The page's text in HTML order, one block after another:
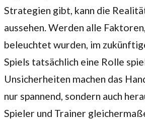
Strategien gibt, kann die
aussehen. Werden alle
beleuchtet wurden, im
Spiels tatsächlich eine Rolle
Unsicherheiten machen das
nur spannend, sondern auch
Spieler und Trainer